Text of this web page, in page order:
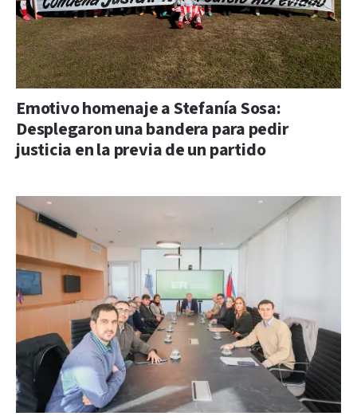
Emotivo homenaje a Stefanía Sosa:
Desplegaron una bandera para pedir
justicia en la previa de un partido